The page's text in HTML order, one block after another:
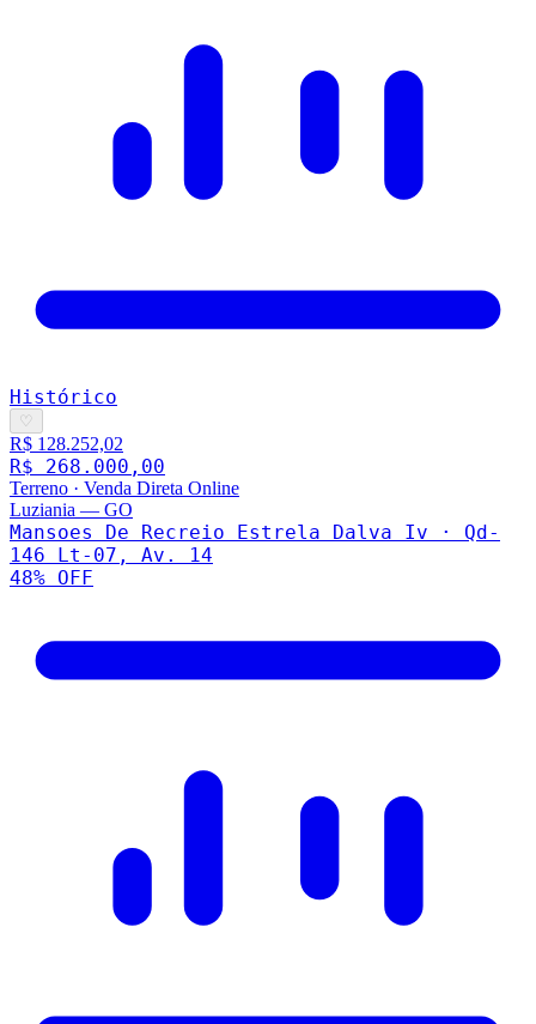
Histórico
♡
R$ 128.252,02
R$ 268.000,00
Terreno · Venda Direta Online
Luziania — GO
Mansoes De Recreio Estrela Dalva Iv · Qd-
146 Lt-07, Av. 14
48% OFF